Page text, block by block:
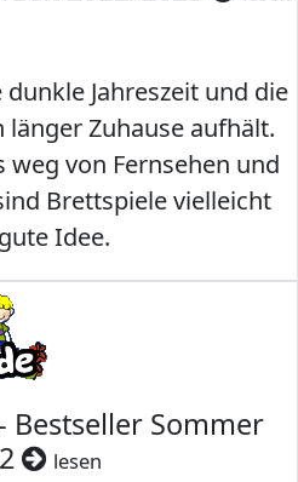
Jahreszeit und die
länger Zuhause aufhält.
weg von Fernsehen und
Brettspiele vielleicht
Idee.
Bestseller Sommer
lesen